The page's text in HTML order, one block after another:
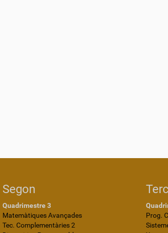
Segon
Quadrimestre 3
Matemàtiques Avançades
Tec. Complementàries 2
Prog.